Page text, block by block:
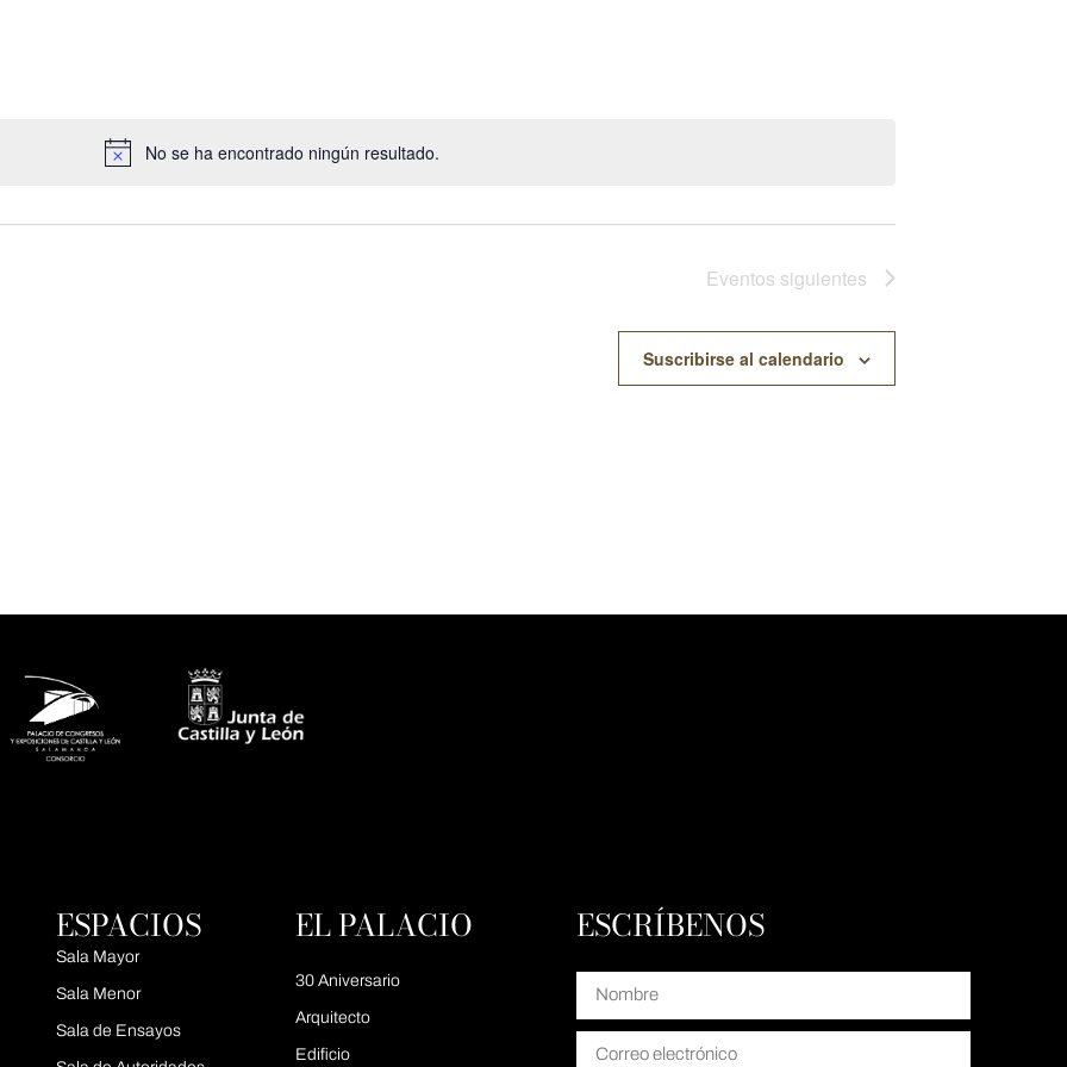
Aviso
No se ha encontrado ningún resultado.
Eventos siguientes
Suscribirse al calendario
ESPACIOS
Sala Mayor
Sala Menor
Sala de Ensayos
EL PALACIO
30 Aniversario
Arquitecto
Edificio
ESCRÍBENOS